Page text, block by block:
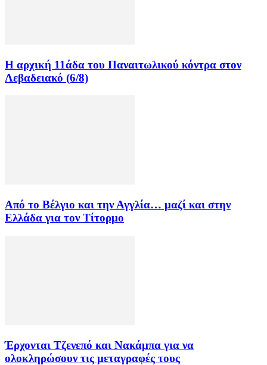
Η αρχική 11άδα του Παναιτωλικού κόντρα στον
Λεβαδειακό (6/8)
Από το Βέλγιο και την Αγγλία… μαζί και στην
Ελλάδα για τον Τίτορμο
Έρχονται Τζενεπό και Νακάμπα για να
ολοκληρώσουν τις μεταγραφές τους